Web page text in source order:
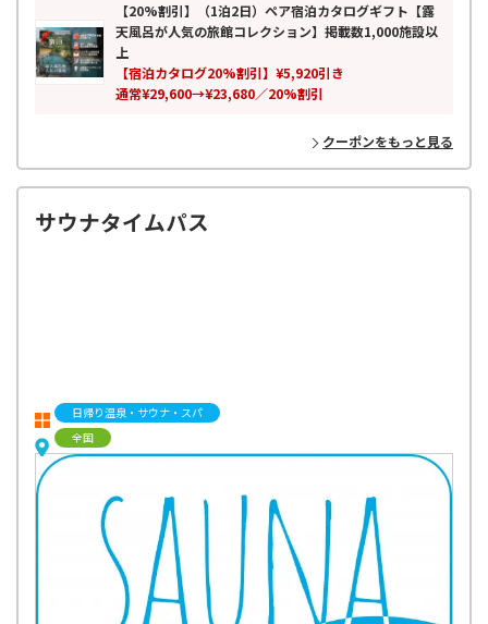
【20%割引】（1泊2日）ペア宿泊カタログギフト【露
天風呂が人気の旅館コレクション】掲載数1,000施設以
上
【宿泊カタログ20%割引】¥5,920引き
通常¥29,600→¥23,680／20%割引
クーポンをもっと見る
サウナタイムパス
日帰り温泉・サウナ・スパ
全国